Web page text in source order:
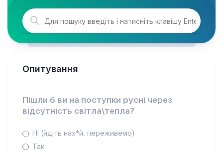
Опитування
Пішли б ви на поступки русні через
відсутність світла\тепла?
Ні (йдіть нах*й, переживемо)
Так